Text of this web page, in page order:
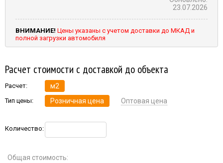
23.07.2026
ВНИМАНИЕ! Цены указаны с учетом доставки до МКАД и
полной загрузки автомобиля
Расчет стоимости с доставкой до объекта
Расчет: м2
Тип цены: Розничная цена Оптовая цена
Количество:
Общая стоимость: